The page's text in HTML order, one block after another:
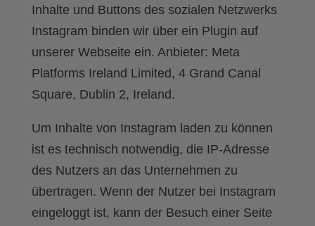
Inhalte und Buttons des sozialen Netzwerks
Instagram binden wir über ein Plugin auf
unserer Webseite ein. Anbieter: Meta
Platforms Ireland Limited, 4 Grand Canal
Square, Dublin 2, Ireland.
Um Inhalte von Instagram laden zu können
ist es technisch notwendig, die IP-Adresse
des Nutzers an das Unternehmen zu
übertragen. Wenn der Nutzer bei Instagram
eingeloggt ist, kann der Besuch einer Seite